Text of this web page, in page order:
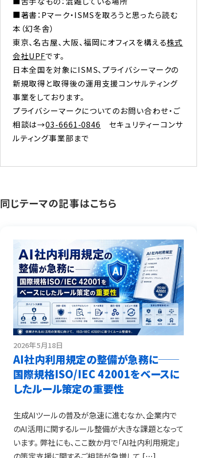
■著書：Pマーク・ISMSを取ろうと思ったら読む
本（幻冬舎）
東京、名古屋、大阪、福岡にオフィスを構える株式
会社UPFです。
日本全国を対象にISMS、プライバシーマークの
新規取得と取得後の運用支援コンサルティング
事業をしております。
プライバシーマークについてのお問い合わせ・ご
相談は→03-6661-0846 セキュリティーコンサ
ルティング事業部まで
同じテーマの記事はこちら
2026年5月18日
AI社内利用規定の整備が急務に──
国際規格ISO/IEC 42001をベースに
したルール策定の重要性
生成AIツールの普及が急速に進むなか、企業内で
のAI活用に関するルール整備が大きな課題となって
います。 弊社にも、ここ数か月で「AI社内利用規定」